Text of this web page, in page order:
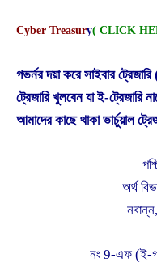
Cyber Treasury( CLICK
গভর্নর দয়া করে সাইবার
ট্রেজারি খুলবেন যা ই-
আমাদের কাছে থাকা ভার্চুয়াল
অর্থ
নং 9-এফ (ই-